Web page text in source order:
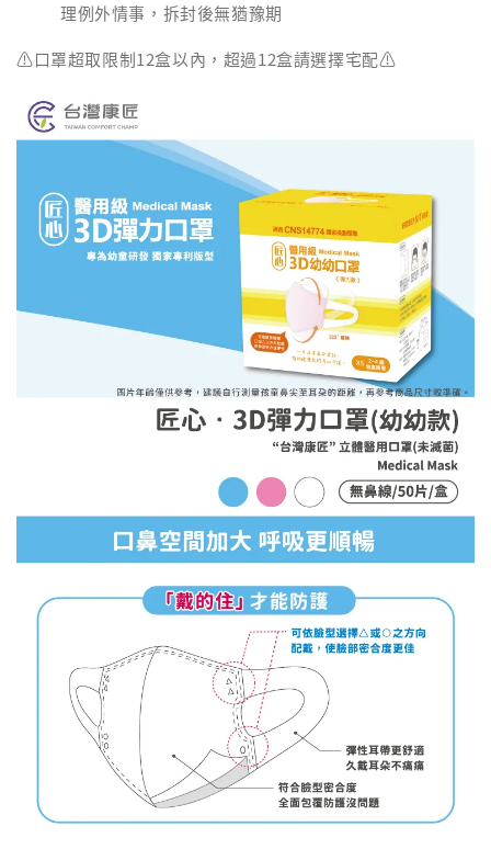
理例外情事，拆封後無猶豫期
⚠️口罩超取限制12盒以內，超過12盒請選擇宅配⚠️